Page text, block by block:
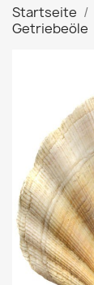
Startseite
Getriebeöle